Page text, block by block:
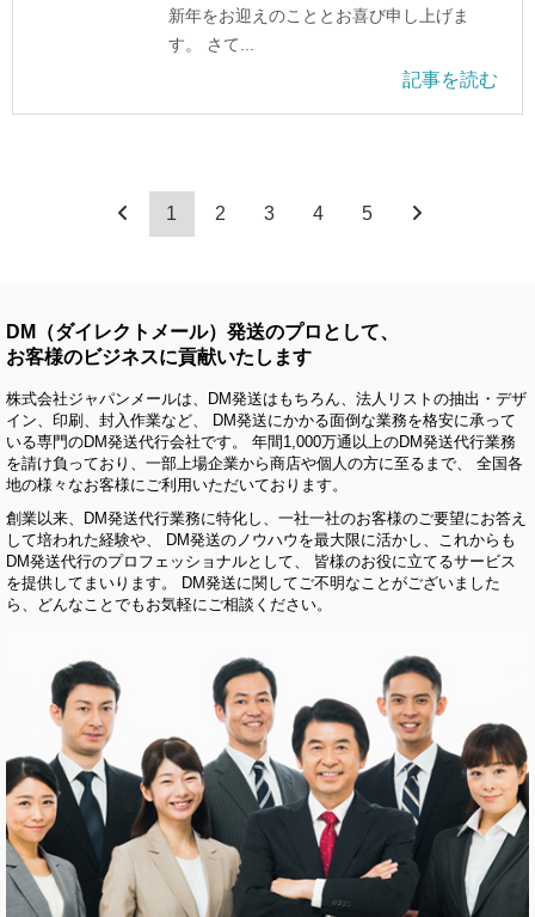
新年をお迎えのこととお喜び申し上げま
す。 さて...
記事を読む
1 2 3 4 5
DM（ダイレクトメール）発送のプロとして、
お客様のビジネスに貢献いたします
株式会社ジャパンメールは、DM発送はもちろん、法人リストの抽出・デザ
イン、印刷、封入作業など、 DM発送にかかる面倒な業務を格安に承って
いる専門のDM発送代行会社です。 年間1,000万通以上のDM発送代行業務
を請け負っており、一部上場企業から商店や個人の方に至るまで、 全国各
地の様々なお客様にご利用いただいております。
創業以来、DM発送代行業務に特化し、一社一社のお客様のご要望にお答え
して培われた経験や、 DM発送のノウハウを最大限に活かし、これからも
DM発送代行のプロフェッショナルとして、 皆様のお役に立てるサービス
を提供してまいります。 DM発送に関してご不明なことがございました
ら、どんなことでもお気軽にご相談ください。